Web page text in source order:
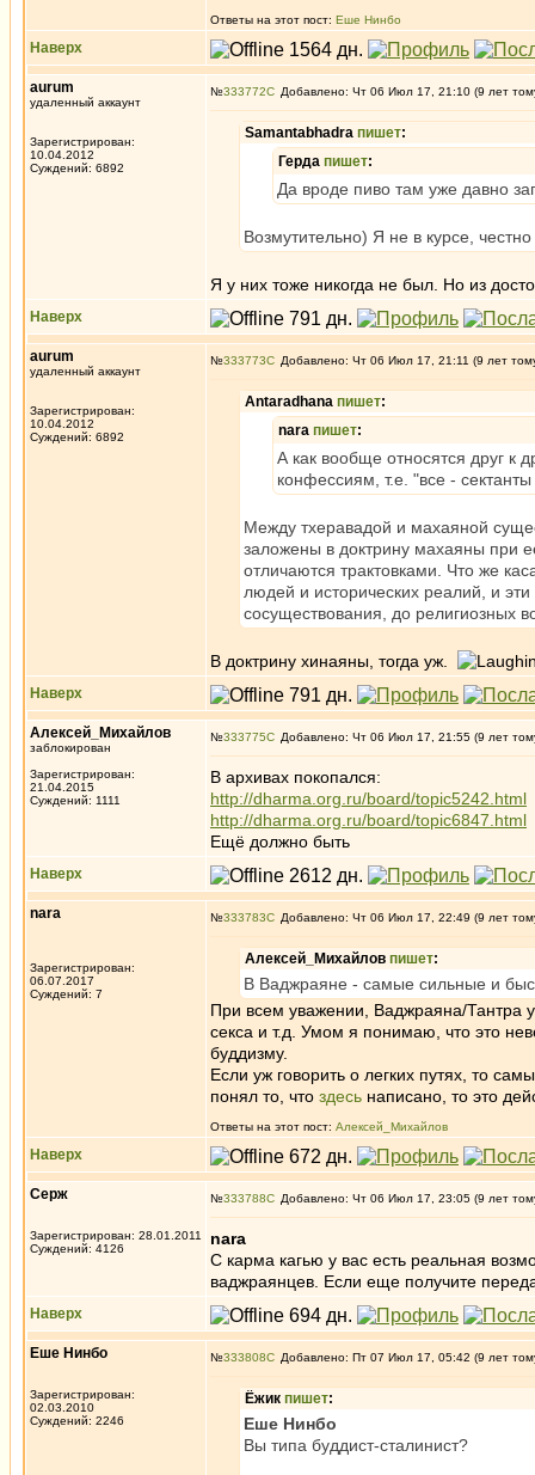
Ответы на этот пост: Еше Нинбо
Наверх
aurum
удаленный аккаунт
Зарегистрирован:
10.04.2012
Суждений: 6892
№333772 Добавлено: Чт 06 Июл 17, 21:10 (9 лет
Samantabhadra пишет:
Герда пишет:
Да вроде пиво там уже давно
Возмутительно) Я не в курсе,
Я у них тоже никогда не был. Но из
Наверх
aurum
удаленный аккаунт
Зарегистрирован:
10.04.2012
Суждений: 6892
№333773 Добавлено: Чт 06 Июл 17, 21:11 (9 лет
Antaradhana пишет:
nara пишет:
А как вообще относятся друг к
конфессиям, т.е. "все -
Между тхеравадой и махаяной
заложены в доктрину махаяны при
отличаются трактовками. Что же
людей и исторических реалий, и
сосуществования, до религиозных
В доктрину хинаяны, тогда уж.
Наверх
Алексей_Михайлов
заблокирован
Зарегистрирован:
21.04.2015
Суждений: 1111
№333775 Добавлено: Чт 06 Июл 17, 21:55 (9 лет
В архивах покопался:
http://dharma.org.ru/board/topic5242.html
http://dharma.org.ru/board/topic6847.html
Ещё должно быть
Наверх
nara
Зарегистрирован:
06.07.2017
Суждений: 7
№333783 Добавлено: Чт 06 Июл 17, 22:49 (9 лет
Алексей_Михайлов пишет:
В Ваджраяне - самые сильные и
При всем уважении, Ваджраяна/Тантра
секса и т.д. Умом я понимаю, что это
буддизму.
Если уж говорить о легких путях, то
понял то, что здесь написано, то это
Ответы на этот пост: Алексей_Михайлов
Наверх
Серж
Зарегистрирован: 28.01.2011
Суждений: 4126
№333788 Добавлено: Чт 06 Июл 17, 23:05 (9 лет
nara
С карма кагью у вас есть реальная
ваджраянцев. Если еще получите
Наверх
Еше Нинбо
Зарегистрирован:
02.03.2010
Суждений: 2246
№333808 Добавлено: Пт 07 Июл 17, 05:42 (9 лет
Ёжик пишет:
Еше Нинбо
Вы типа буддист-сталинист?